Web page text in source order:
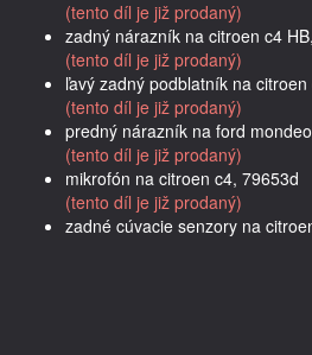
(tento díl je již prodaný)
zadný nárazník na citroen c4
(tento díl je již prodaný)
ľavý zadný podblatník na
(tento díl je již prodaný)
predný nárazník na ford
(tento díl je již prodaný)
mikrofón na citroen c4, 79653d
(tento díl je již prodaný)
zadné cúvacie senzory na